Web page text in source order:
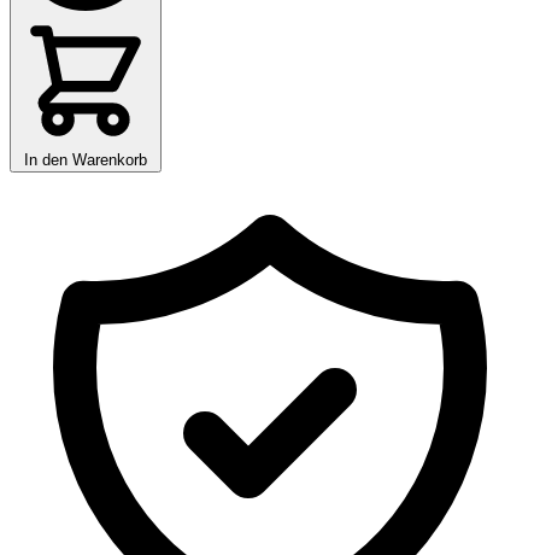
In den Warenkorb